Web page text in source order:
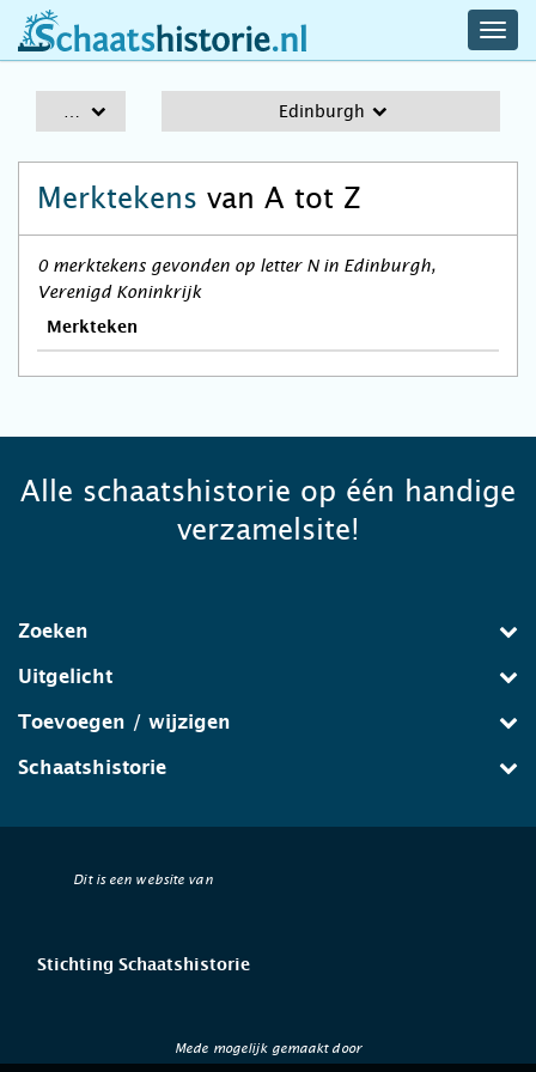
schaatshistorie.nl
Edinburgh
Merktekens van A tot Z
0 merktekens gevonden op letter N in Edinburgh,
Verenigd Koninkrijk
Merkteken
Alle schaatshistorie op één handige
verzamelsite!
Zoeken
Uitgelicht
Toevoegen / wijzigen
Schaatshistorie
Dit is een website van
Stichting Schaatshistorie
Mede mogelijk gemaakt door